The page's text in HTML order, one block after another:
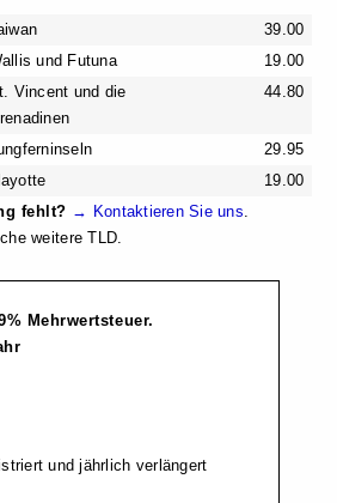
39.00
und Futuna
19.00
Vincent und die
44.80
29.95
19.00
fehlt? → Kontaktieren Sie uns.
weitere TLD.
Mehrwertsteuer.
und jährlich verlängert